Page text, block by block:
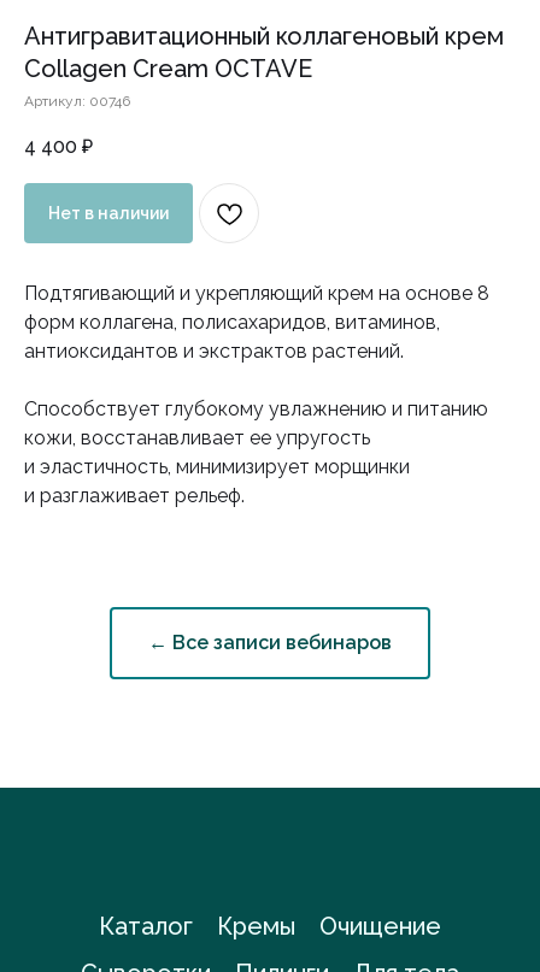
Антигравитационный коллагеновый крем
Collagen Cream OCTAVE
Артикул: 00746
4 400 ₽
Нет в наличии
Подтягивающий и укрепляющий крем на основе 8
форм коллагена, полисахаридов, витаминов,
антиоксидантов и экстрактов растений.
Способствует глубокому увлажнению и питанию
кожи, восстанавливает ее упругость
и эластичность, минимизирует морщинки
и разглаживает рельеф.
← Все записи вебинаров
Каталог Кремы
Очищение